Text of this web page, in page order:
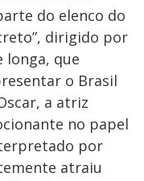
do elenco do
dirigido por
longa, que
o Brasil
a atriz
no papel
por
atraiu